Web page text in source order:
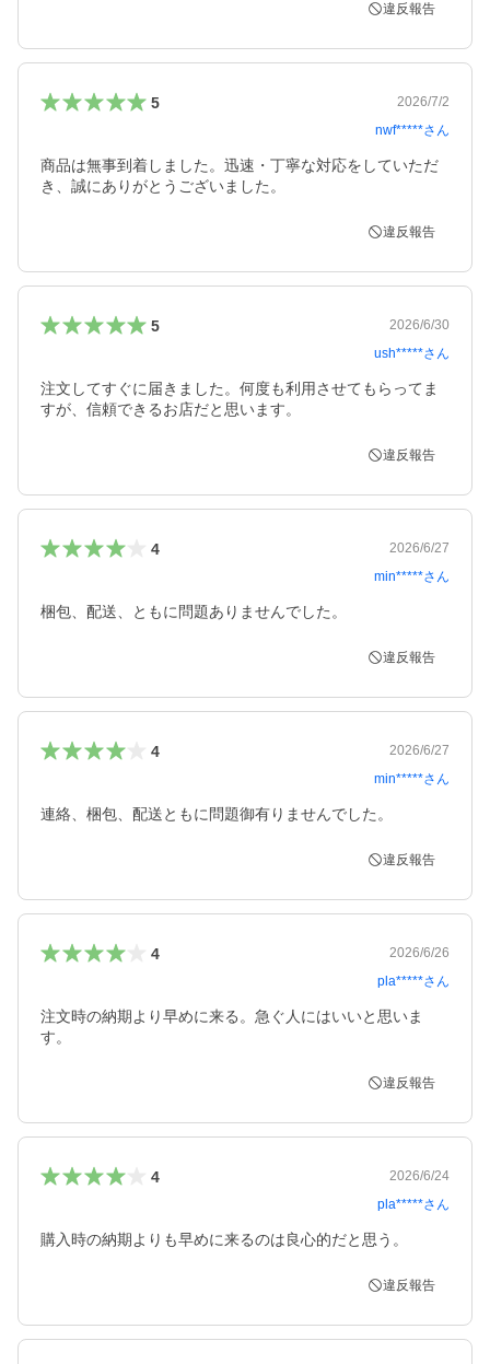
違反報告
5
2026/7/2
nwf*****さん
商品は無事到着しました。迅速・丁寧な対応をしていただ
き、誠にありがとうございました。
違反報告
5
2026/6/30
ush*****さん
注文してすぐに届きました。何度も利用させてもらってま
すが、信頼できるお店だと思います。
違反報告
4
2026/6/27
min*****さん
違反報告
4
2026/6/27
min*****さん
連絡、梱包、配送ともに問題御有りませんでした。
違反報告
4
2026/6/26
pla*****さん
注文時の納期より早めに来る。急ぐ人にはいいと思いま
す。
違反報告
4
2026/6/24
pla*****さん
購入時の納期よりも早めに来るのは良心的だと思う。
違反報告